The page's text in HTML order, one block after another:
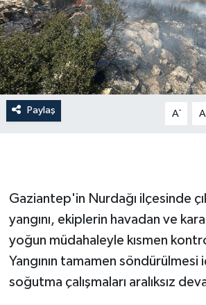
Paylaş A- A
Gaziantep'in Nurdağı ilçesinde
yangını, ekiplerin havadan ve
yoğun müdahaleyle kısmen
Yangının tamamen
soğutma çalışmaları aralıksız
KSÜ
DÜNYA
ROPORTAJ
YEREL YÖNETİM
MEDYA
SEÇİM 2011